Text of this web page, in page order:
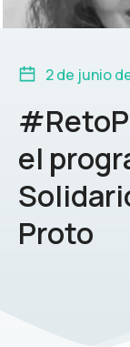
2 de junio
el
Proto